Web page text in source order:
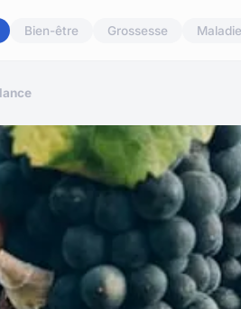
Bien-être Grossesse Maladie